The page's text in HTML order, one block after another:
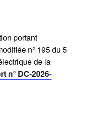
portant
n° 195 du 5
de la
n° DC-2026-